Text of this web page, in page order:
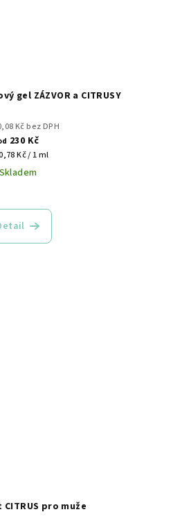
gel ZÁZVOR a CITRUSY
Kč bez DPH
230 Kč
Kč / 1 ml
Skladem
pro muže